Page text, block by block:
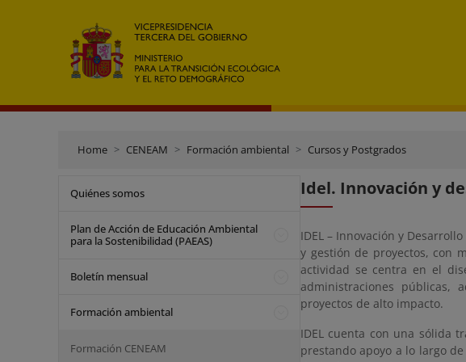
Home CENEAM Formación ambiental Cursos y Postgrados
Quiénes somos
Plan de Acción de Educación Ambiental
para la Sostenibilidad (PAEAS)
Boletín mensual
Formación ambiental
Formación CENEAM
Idel. Innovación y
IDEL – Innovación y
y gestión de proyectos, con
actividad se centra en el
administraciones públicas,
proyectos de alto impacto.
IDEL cuenta con una sólida
prestando apoyo a lo largo